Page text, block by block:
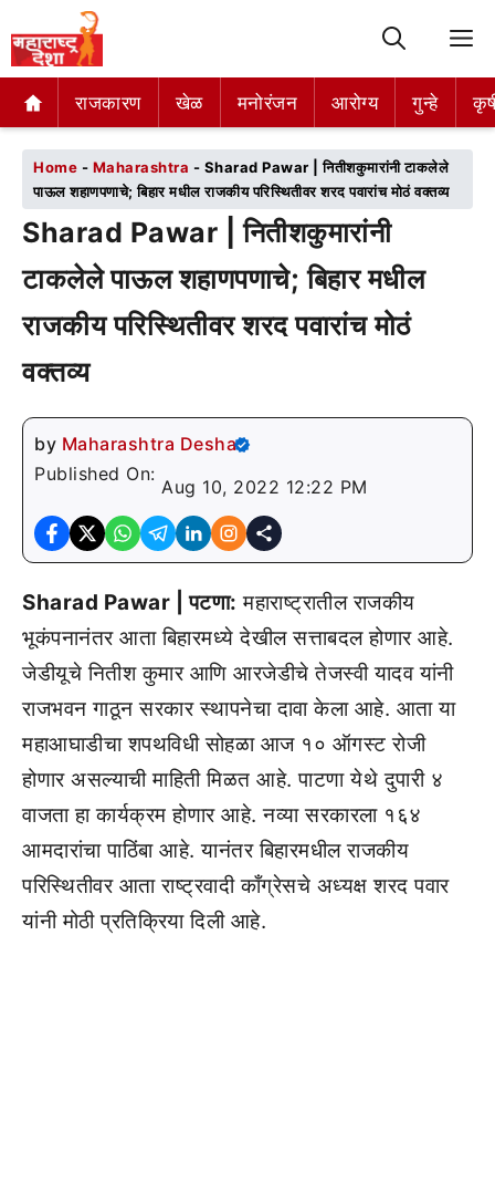
राजकारण खेळ मनोरंजन आरोग्य गुन्हे
राजकारण खेळ मनोरंजन आरोग्य गुन्हे
Home - Maharashtra - Sharad Pawar | नितीशकुमारांनी टाकलेले
पाऊल शहाणपणाचे; बिहार मधील राजकीय परिस्थितीवर शरद पवारांच मोठं वक्तव्य
Sharad Pawar | नितीशकुमारांनी
टाकलेले पाऊल शहाणपणाचे; बिहार मधील
राजकीय परिस्थितीवर शरद पवारांच मोठं
वक्तव्य
by Maharashtra Desha
Published On:
Aug 10, 2022 12:22 PM
Sharad Pawar | पटणा: महाराष्ट्रातील राजकीय
भूकंपनानंतर आता बिहारमध्ये देखील सत्ताबदल होणार आहे.
जेडीयूचे नितीश कुमार आणि आरजेडीचे तेजस्वी यादव यांनी
राजभवन गाठून सरकार स्थापनेचा दावा केला आहे. आता या
महाआघाडीचा शपथविधी सोहळा आज १० ऑगस्ट रोजी
होणार असल्याची माहिती मिळत आहे. पाटणा येथे दुपारी ४
वाजता हा कार्यक्रम होणार आहे. नव्या सरकारला १६४
आमदारांचा पाठिंबा आहे. यानंतर बिहारमधील राजकीय
परिस्थितीवर आता राष्ट्रवादी काँग्रेसचे अध्यक्ष शरद पवार
यांनी मोठी प्रतिक्रिया दिली आहे.